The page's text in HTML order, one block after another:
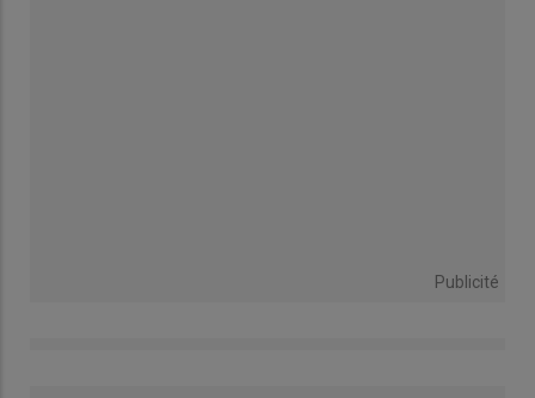
Publicité